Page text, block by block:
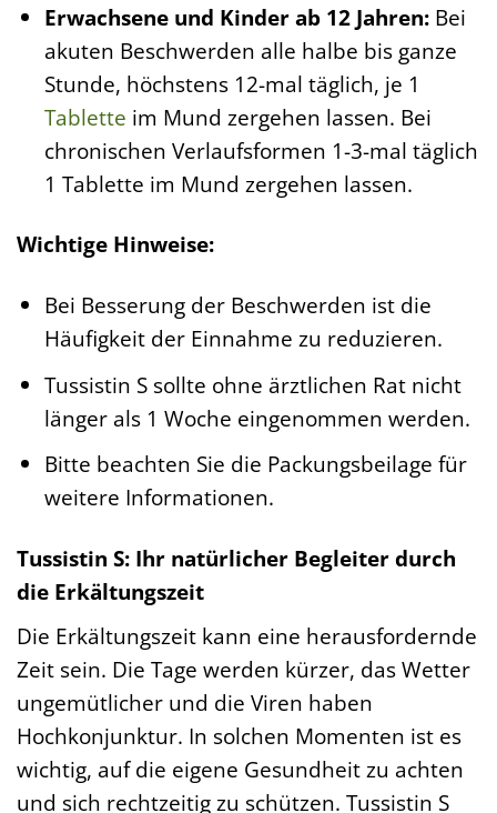
Erwachsene und Kinder ab 12 Jahren:Bei
akuten Beschwerden alle halbe bis ganze
Stunde, höchstens 12-mal täglich, je 1
Tablette im Mund zergehen lassen. Bei
chronischen Verlaufsformen 1-3-mal täglich
1 Tablette im Mund zergehen lassen.
Wichtige Hinweise:
Bei Besserung der Beschwerden ist die
Häufigkeit der Einnahme zu reduzieren.
Tussistin S sollte ohne ärztlichen Rat nicht
länger als 1 Woche eingenommen werden.
Bitte beachten Sie die Packungsbeilage für
weitere Informationen.
Tussistin S: Ihr natürlicher Begleiter durch
die Erkältungszeit
Die Erkältungszeit kann eine herausfordernde
Zeit sein. Die Tage werden kürzer, das Wetter
ungemütlicher und die Viren haben
Hochkonjunktur. In solchen Momenten ist es
wichtig, auf die eigene Gesundheit zu achten
und sich rechtzeitig zu schützen. Tussistin S